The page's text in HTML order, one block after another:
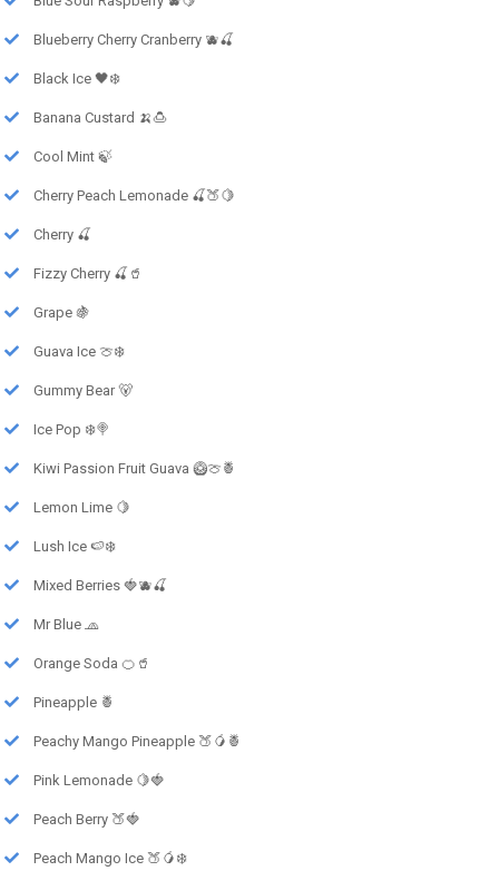
Blueberry Cherry Cranberry 🫐🍒
Black Ice 🖤❄️
Banana Custard 🍌🍮
Cool Mint 🍃
Cherry Peach Lemonade 🍒🍑🍋
Cherry 🍒
Fizzy Cherry 🍒🥤
Grape 🍇
Guava Ice 🍈❄️
Gummy Bear 🐻
Ice Pop ❄️🍭
Kiwi Passion Fruit Guava 🥝🍈🍍
Lemon Lime 🍋
Lush Ice 🍉❄️
Mixed Berries 🍓🫐🍒
Mr Blue 🧢
Orange Soda 🍊🥤
Pineapple 🍍
Peachy Mango Pineapple 🍑🥭🍍
Pink Lemonade 🍋🍓
Peach Berry 🍑🍓
Peach Mango Ice 🍑🥭❄️